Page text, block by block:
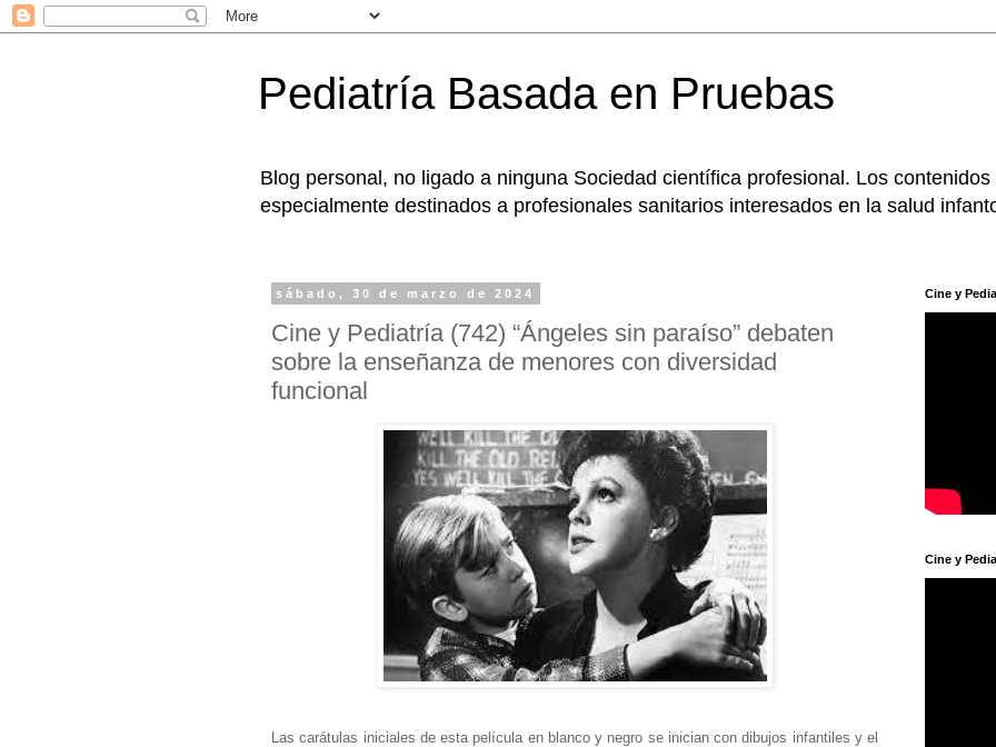
Pediatría Basada en Pruebas
Blog personal, no ligado a ninguna Sociedad científica profesional. Los
especialmente destinados a profesionales sanitarios interesados en la salud
sábado, 30 de marzo de 2024
Cine y Pediatría (742) “Ángeles sin paraíso” debaten
sobre la enseñanza de menores con diversidad
funcional
Las carátulas iniciales de esta película en blanco y negro se inician con dibujos infantiles y el
Cine y
Cine y